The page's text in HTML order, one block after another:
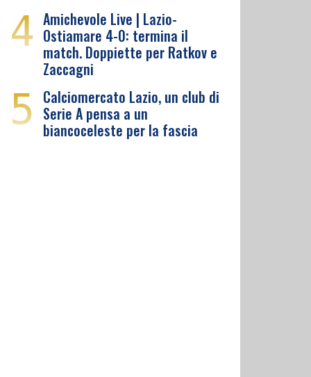
4 Amichevole Live | Lazio-
Ostiamare 4-0: termina il
match. Doppiette per Ratkov e
Zaccagni
5 Calciomercato Lazio, un club di
Serie A pensa a un
biancoceleste per la fascia